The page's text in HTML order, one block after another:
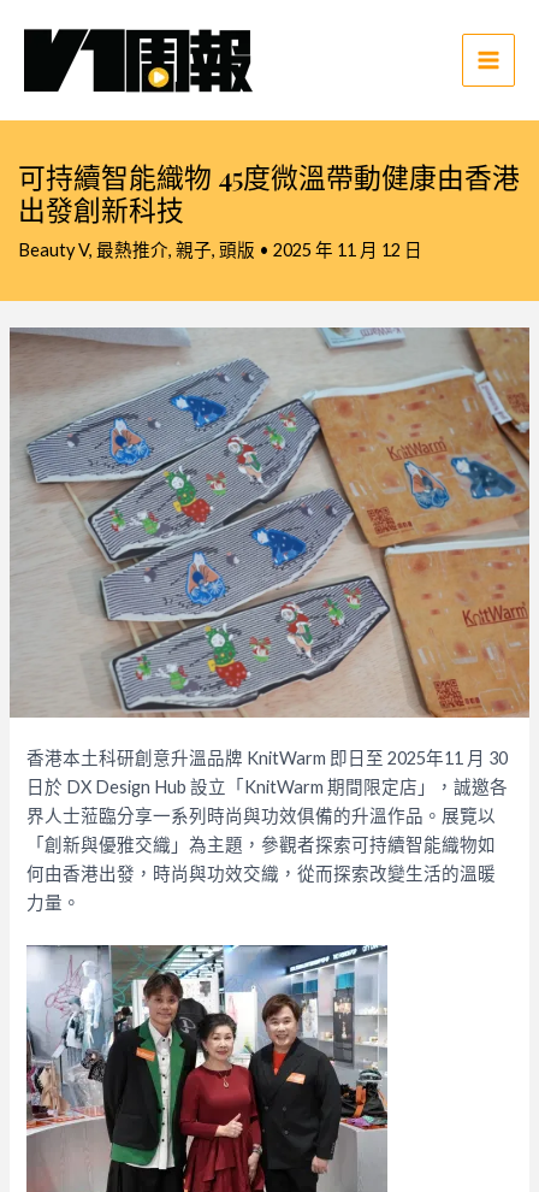
Main
可持續智能織物 45度微溫帶動健康由香港
出發創新科技
Beauty V, 最熱推介, 親子, 頭版 • 2025 年 11 月 12 日
香港本土科研創意升溫品牌 KnitWarm 即日至 2025年11 月 30
日於 DX Design Hub 設立「KnitWarm 期間限定店」，誠邀各
界人士蒞臨分享一系列時尚與功效俱備的升溫作品。展覽以
「創新與優雅交織」為主題，參觀者探索可持續智能織物如
何由香港出發，時尚與功效交織，從而探索改變生活的溫暖
力量。